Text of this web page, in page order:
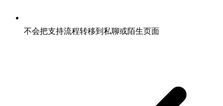
不会把支持流程转移到私聊或陌生页面